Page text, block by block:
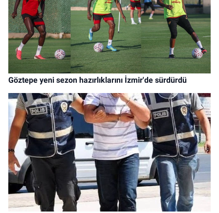
Göztepe yeni sezon hazırlıklarını İzmir'de sürdürdü